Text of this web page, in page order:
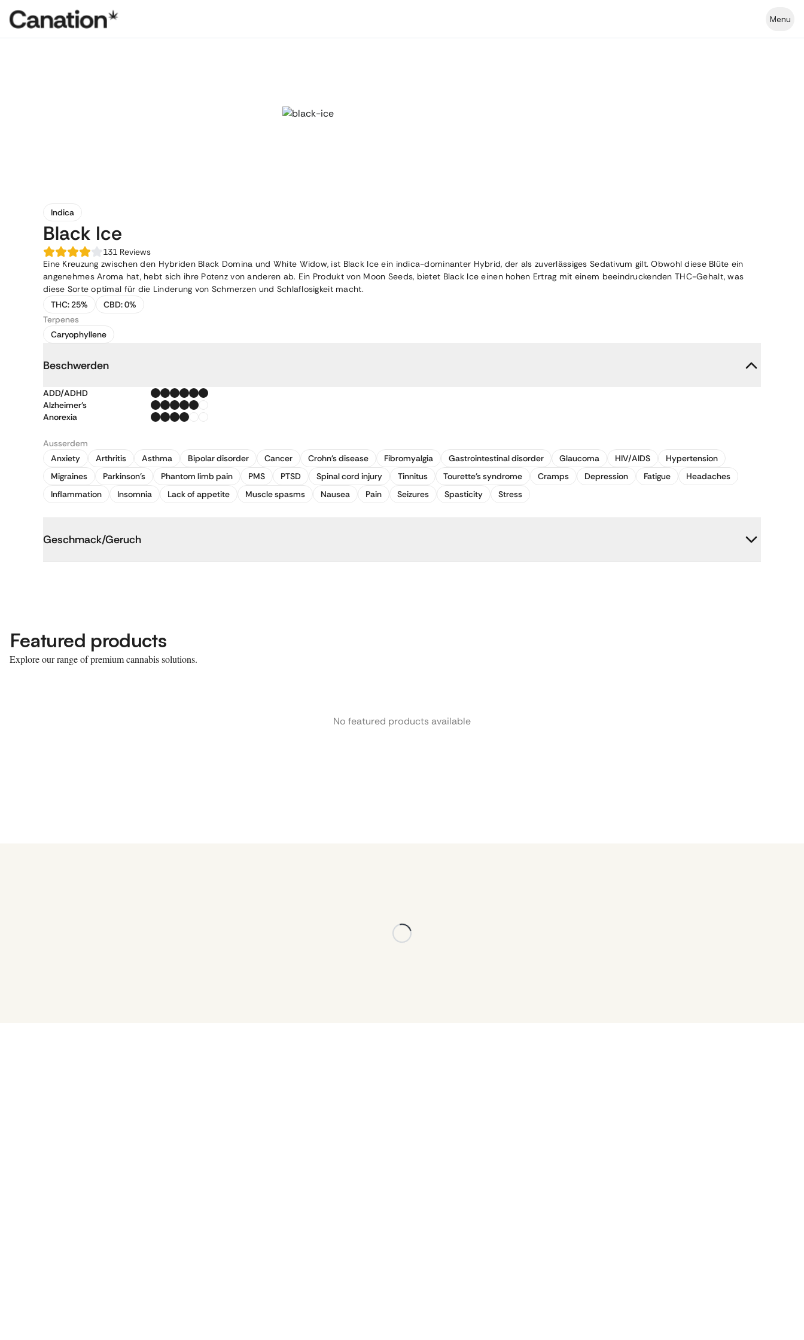
Menu
Indica
Black Ice
131 Reviews
Eine Kreuzung zwischen den Hybriden Black Domina und White Widow, ist Black Ice ein indica-dominanter Hybrid, der als zuverlässiges Sedativum gilt. Obwohl diese Blüte ein
angenehmes Aroma hat, hebt sich ihre Potenz von anderen ab. Ein Produkt von Moon Seeds, bietet Black Ice einen hohen Ertrag mit einem beeindruckenden THC-Gehalt, was
diese Sorte optimal für die Linderung von Schmerzen und Schlaflosigkeit macht.
THC:25% CBD:0%
Terpenes
Caryophyllene
Beschwerden
ADD/ADHD
Alzheimer's
Anorexia
Ausserdem
Anxiety
Arthritis Asthma Bipolar disorder Cancer Crohn's disease Fibromyalgia Gastrointestinal disorder Glaucoma HIV/AIDS
Hypertension
Migraines
Parkinson's Phantom limb pain PMS PTSD Spinal cord injury Tinnitus Tourette's syndrome Cramps Depression Fatigue
Headaches
Inflammation
Insomnia Lack of appetite Muscle spasms Nausea Pain Seizures Spasticity Stress
Geschmack/Geruch
Featured products
Explore our range of premium cannabis solutions.
No featured products available